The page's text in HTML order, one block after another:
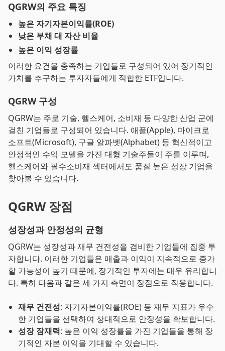
QGRW의 주요 특징
높은 자기자본이익률(ROE)
낮은 부채 대 자산 비율
높은 이익 성장률
이러한 요건을 충족하는 기업들로 구성되어 있어 장기적인
가치를 추구하는 투자자들에게 적합한 ETF입니다.
QGRW 구성
QGRW는 주로 기술, 헬스케어, 소비재 등 다양한 산업 군에
걸친 기업들로 구성되어 있습니다. 애플(Apple), 마이크로
소프트(Microsoft), 구글 알파벳(Alphabet) 등 혁신적이고
안정적인 수익 모델을 가진 대형 기술주들이 주를 이루며,
헬스케어와 필수소비재 섹터에서도 품질 높은 성장 기업을
찾아볼 수 있습니다.
QGRW 장점
성장성과 안정성의 균형
QGRW는 성장성과 재무 건전성을 겸비한 기업들에 집중 투
자합니다. 이러한 기업들은 매출과 이익이 지속적으로 증가
할 가능성이 높기 때문에, 장기적인 투자에는 매우 유리합니
다. 특히 다음과 같은 세 가지 측면이 장점으로 작용합니다.
재무 건전성: 자기자본이익률(ROE) 등 재무 지표가 우수
한 기업들을 선택하여 상대적으로 안정성을 확보합니다.
성장 잠재력: 높은 이익 성장률을 가진 기업들을 통해 장
기적인 자본 이익을 기대할 수 있습니다.